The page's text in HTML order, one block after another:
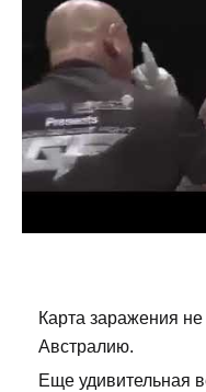
Карта заражения
Австралию.
Еще удивительная